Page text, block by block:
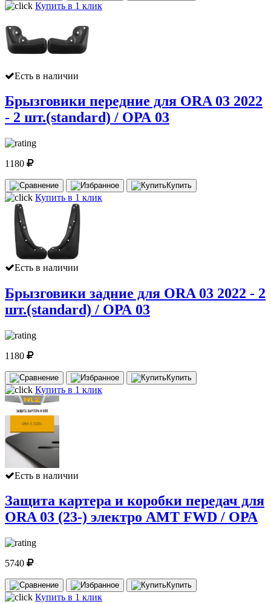
Купить в 1 клик
Есть в наличии
Брызговики передние для ORA 03 2022
- 2 шт.(standard) / ОРА 03
1180
Купить
Купить в 1 клик
Есть в наличии
Брызговики задние для ORA 03 2022 - 2
шт.(standard) / ОРА 03
1180
Купить
Купить в 1 клик
Есть в наличии
Защита картера и коробки передач для
ORA 03 (23-) электро AMT FWD / ОРА
5740
Купить
Купить в 1 клик